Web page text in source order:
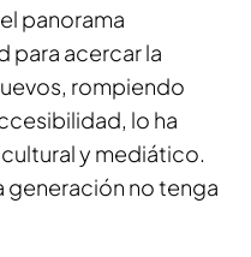
panorama
para acercar la
rompiendo
lo ha
y mediático.
generación no tenga